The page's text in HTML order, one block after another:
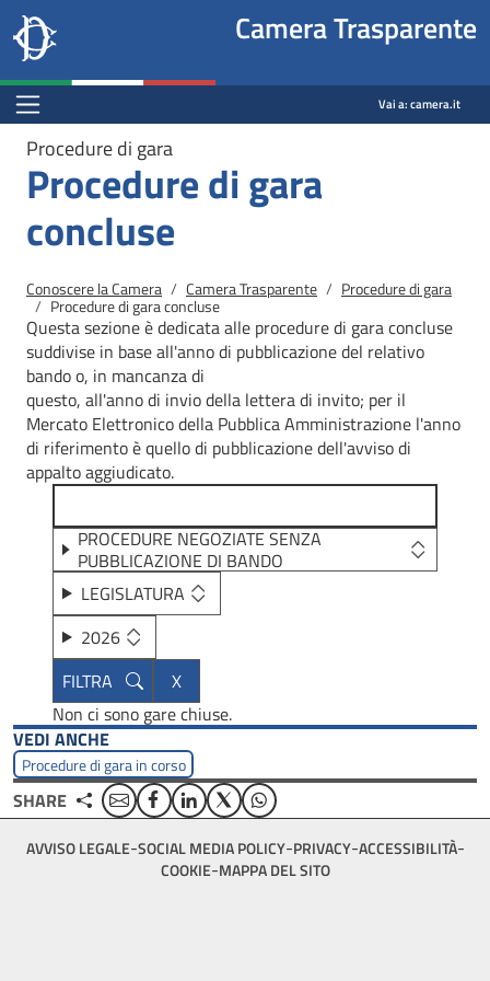
Salta al contenuto principale
Salta al menu di navigazione
Site
header
block
Camera dei deputati
Camera Trasparente
Menu Bar block
Vai a:camera.it
Procedure di gara
Procedure di gara
concluse
Briciole di pane
Conoscere la Camera Camera Trasparente Procedure di gara
Procedure di gara concluse
Questa sezione è dedicata alle procedure di gara concluse
suddivise in base all'anno di pubblicazione del relativo
bando o, in mancanza di
questo, all'anno di invio della lettera di invito; per il
Mercato Elettronico della Pubblica Amministrazione l'anno
di riferimento è quello di pubblicazione dell'avviso di
appalto aggiudicato.
PROCEDURE NEGOZIATE SENZA
PUBBLICAZIONE DI BANDO
LEGISLATURA
2026
Non ci sono gare chiuse.
VEDI ANCHE
Procedure di gara in corso
SHARE EmailFacebookLinkedinTwitterWhatsApp
Footer
bottom
AVVISO LEGALE SOCIAL MEDIA POLICY PRIVACY ACCESSIBILITÀ
COOKIE MAPPA DEL SITO
Fine pagina
Salta al contenuto principale
Salta al menu di navigazione
Vai a inizio pagina